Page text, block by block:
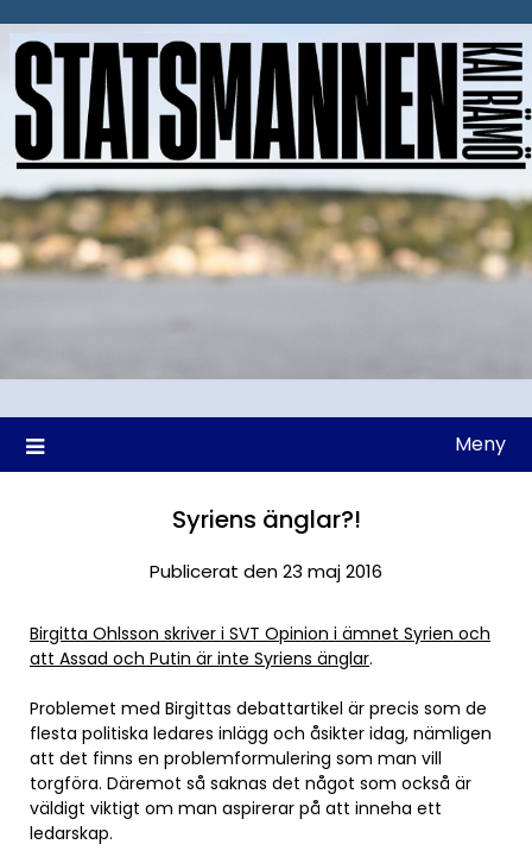
till
Meny
Syriens änglar?!
Publicerat den 23 maj 2016
Birgitta Ohlsson skriver i SVT Opinion i ämnet Syrien och
att Assad och Putin är inte Syriens änglar.
Problemet med Birgittas debattartikel är precis som de
flesta politiska ledares inlägg och åsikter idag, nämligen
att det finns en problemformulering som man vill
torgföra. Däremot så saknas det något som också är
väldigt viktigt om man aspirerar på att inneha ett
ledarskap.